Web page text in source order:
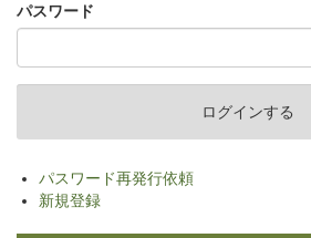
パスワード
パスワード再発行依頼
新規登録